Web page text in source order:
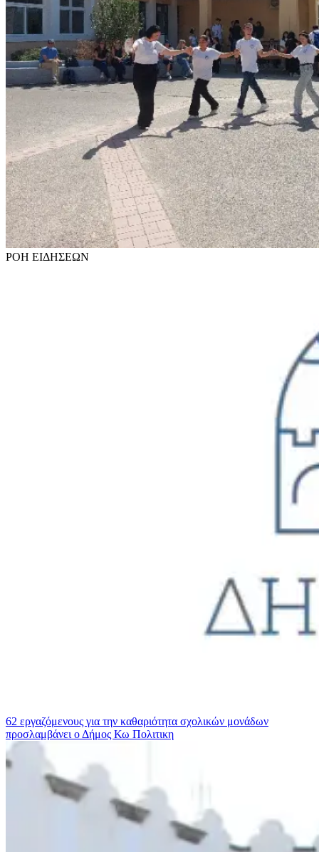
ΡΟΗ ΕΙΔΗΣΕΩΝ
62 εργαζόμενους για την καθαριότητα σχολικών μονάδων
προσλαμβάνει ο Δήμος Κω Πολιτικη